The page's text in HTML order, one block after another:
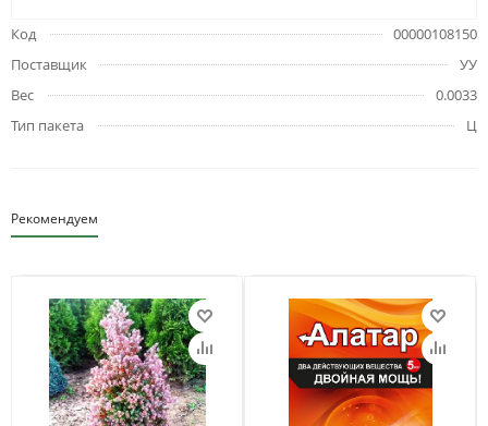
Код
00000108150
Поставщик
УУ
Вес
0.0033
Тип пакета
Ц
Рекомендуем